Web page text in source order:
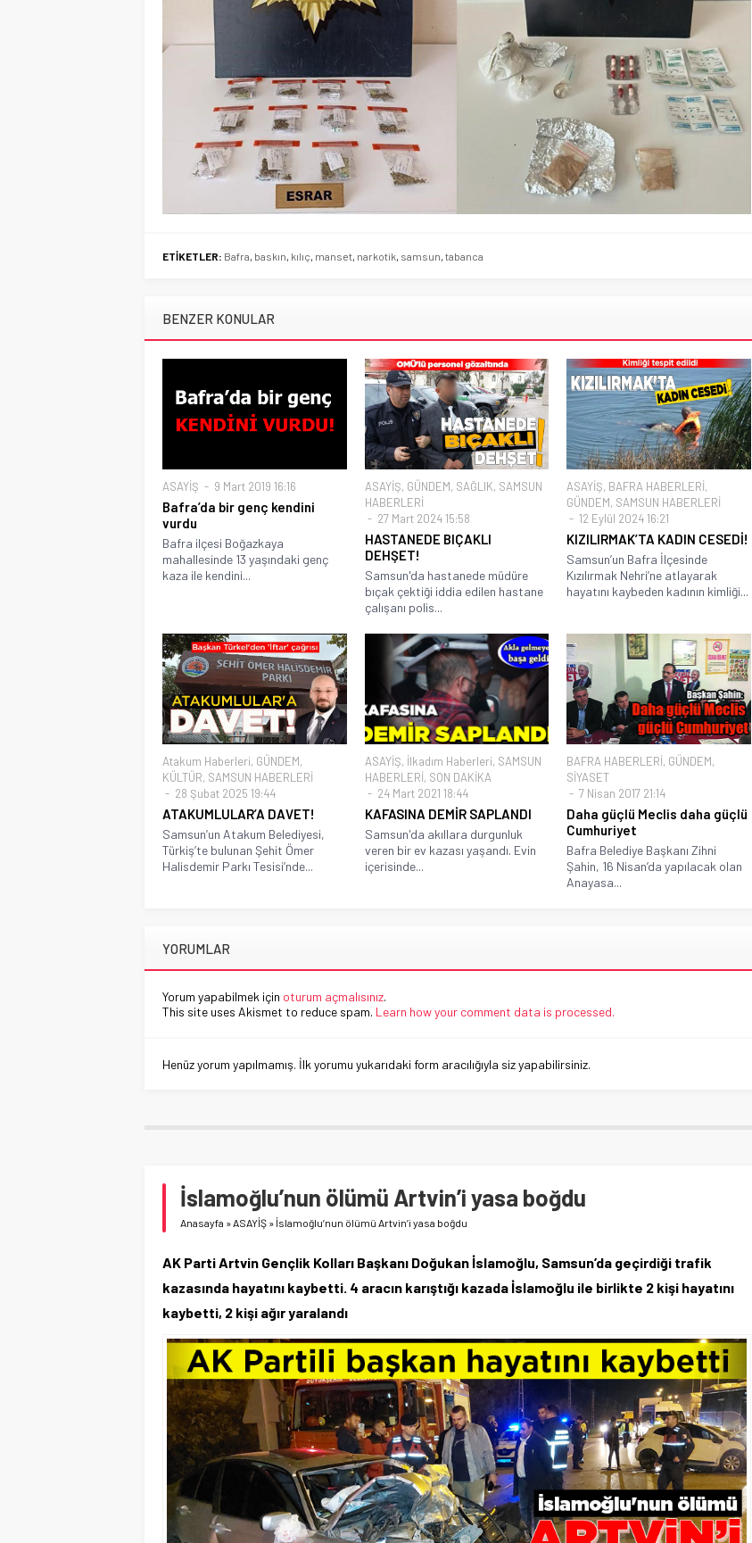
ETİKETLER: Bafra baskın kılıç manset narkotik samsun tabanca
BENZER KONULAR
ASAYİŞ 9 Mart 2019 16:16
Bafra’da bir genç kendini
vurdu
Bafra ilçesi Boğazkaya
mahallesinde 13 yaşındaki genç
kaza ile kendini...
ASAYİŞ, GÜNDEM, SAĞLIK, SAMSUN
HABERLERİ
27 Mart 2024 15:58
HASTANEDE BIÇAKLI
DEHŞET!
Samsun'da hastanede müdüre
bıçak çektiği iddia edilen hastane
çalışanı polis...
ASAYİŞ, BAFRA HABERLERİ,
GÜNDEM, SAMSUN HABERLERİ
12 Eylül 2024 16:21
KIZILIRMAK’TA KADIN CESEDİ!
Samsun’un Bafra İlçesinde
Kızılırmak Nehri’ne atlayarak
hayatını kaybeden kadının kimliği...
Atakum Haberleri, GÜNDEM,
KÜLTÜR, SAMSUN HABERLERİ
28 Şubat 2025 19:44
ATAKUMLULAR’A DAVET!
Samsun’un Atakum Belediyesi,
Türkiş’te bulunan Şehit Ömer
Halisdemir Parkı Tesisi’nde...
ASAYİŞ, İlkadım Haberleri, SAMSUN
HABERLERİ, SON DAKİKA
24 Mart 2021 18:44
KAFASINA DEMİR SAPLANDI
Samsun'da akıllara durgunluk
veren bir ev kazası yaşandı. Evin
içerisinde...
BAFRA HABERLERİ, GÜNDEM,
SİYASET
7 Nisan 2017 21:14
Daha güçlü Meclis daha güçlü
Cumhuriyet
Bafra Belediye Başkanı Zihni
Şahin, 16 Nisan’da yapılacak olan
Anayasa...
YORUMLAR
Yorum yapabilmek için oturum açmalısınız.
This site uses Akismet to reduce spam. Learn how your comment data is processed.
Henüz yorum yapılmamış. İlk yorumu yukarıdaki form aracılığıyla siz yapabilirsiniz.
İslamoğlu’nun ölümü Artvin’i yasa boğdu
Anasayfa » ASAYİŞ » İslamoğlu’nun ölümü Artvin’i yasa boğdu
AK Parti Artvin Gençlik Kolları Başkanı Doğukan İslamoğlu, Samsun’da geçirdiği trafik
kazasında hayatını kaybetti. 4 aracın karıştığı kazada İslamoğlu ile birlikte 2 kişi hayatını
kaybetti, 2 kişi ağır yaralandı